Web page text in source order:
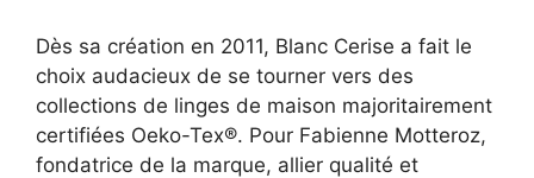
Dès sa création en 2011, Blanc Cerise a fait le
choix audacieux de se tourner vers des
collections de linges de maison majoritairement
certifiées Oeko-Tex®. Pour Fabienne Motteroz,
fondatrice de la marque, allier qualité et